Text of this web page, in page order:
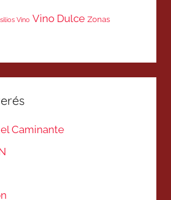
Vino Vino Dulce Zonas
Caminante